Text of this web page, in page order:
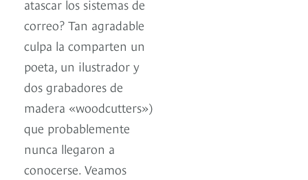
atascar los sistemas de
correo? Tan agradable
culpa la comparten un
poeta, un ilustrador y
dos grabadores de
madera «woodcutters»)
que probablemente
nunca llegaron a
conocerse. Veamos